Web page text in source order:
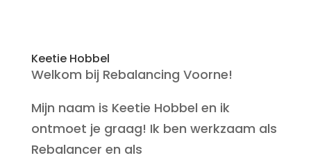
Keetie Hobbel
Welkom bij Rebalancing Voorne!
Mijn naam is Keetie Hobbel en ik
ontmoet je graag! Ik ben werkzaam als
Rebalancer en als